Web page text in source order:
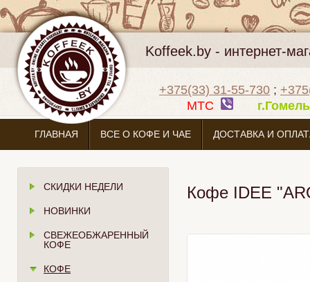
Koffeek.by - интернет-
+375(33) 31-55-730 ;
МТС
ГЛАВНАЯ ВСЕ О КОФЕ И ЧАЕ ДОСТАВКА И
СКИДКИ НЕДЕЛИ
НОВИНКИ
СВЕЖЕОБЖАРЕННЫЙ
КОФЕ
КОФЕ
Кофе IDEE